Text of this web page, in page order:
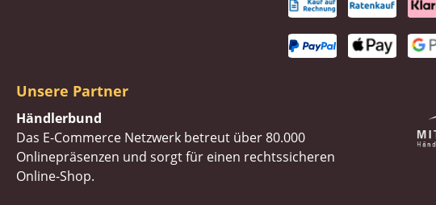
Unsere Partner
Händlerbund
Das E-Commerce Netzwerk betreut über 80.000
Onlinepräsenzen und sorgt für einen rechtssicheren
Online-Shop.